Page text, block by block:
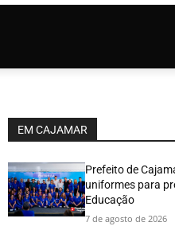
EM CAJAMAR
Prefeito de
uniformes para
Educação
7 de agosto de 2026